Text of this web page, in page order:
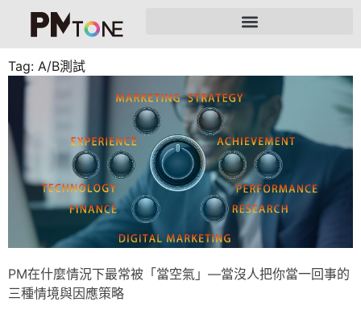
Tag: A/B測試
PM在什麼情況下最常被「當空氣」—當沒人把你當一回事的
三種情境與因應策略